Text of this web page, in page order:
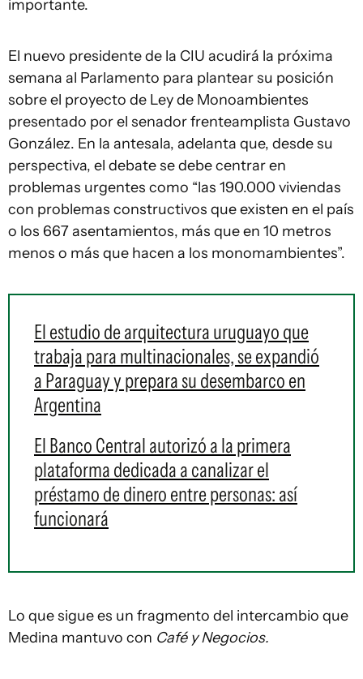
importante.
El nuevo presidente de la CIU acudirá la próxima
semana al Parlamento para plantear su posición
sobre el proyecto de Ley de Monoambientes
presentado por el senador frenteamplista Gustavo
González. En la antesala, adelanta que, desde su
perspectiva, el debate se debe centrar en
problemas urgentes como “las 190.000 viviendas
con problemas constructivos que existen en el país
o los 667 asentamientos, más que en 10 metros
menos o más que hacen a los monomambientes”.
El estudio de arquitectura uruguayo que
trabaja para multinacionales, se expandió
a Paraguay y prepara su desembarco en
Argentina
El Banco Central autorizó a la primera
plataforma dedicada a canalizar el
préstamo de dinero entre personas: así
funcionará
Lo que sigue es un fragmento del intercambio que
Medina mantuvo con Café y Negocios.